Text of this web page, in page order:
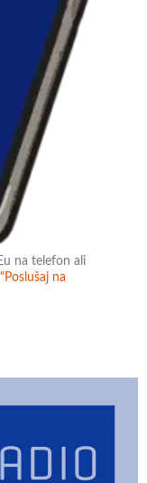
na telefon ali
"Poslušaj na